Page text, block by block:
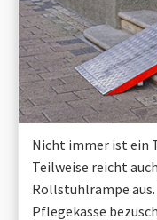
Nicht immer ist ein
Teilweise reicht
Rollstuhlrampe
Pflegekasse